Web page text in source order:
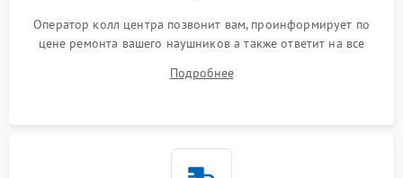
Оператор колл центра позвонит вам, проинформирует по
цене ремонта вашего наушников а также ответит на все
Подробнее